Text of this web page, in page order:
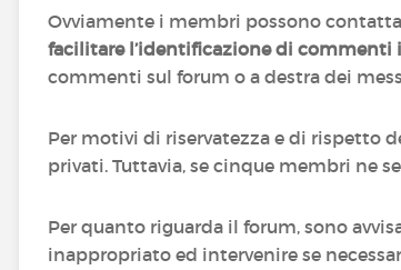
Ovviamente i membri possono
facilitare l’identificazione di commenti
commenti sul forum o a destra dei
Per motivi di riservatezza e di rispetto
privati. Tuttavia, se cinque membri ne
Per quanto riguarda il forum, sono
inappropriato ed intervenire se